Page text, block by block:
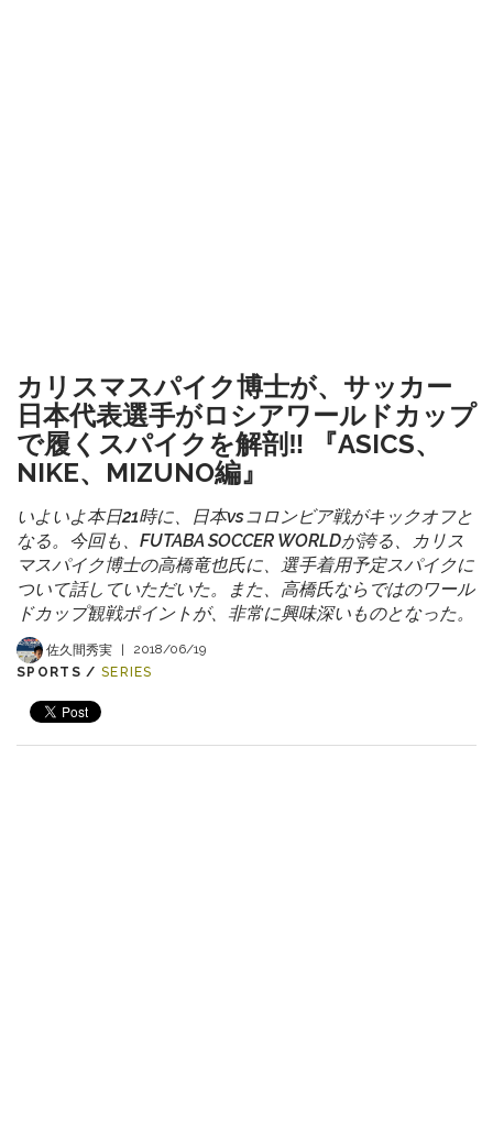
カリスマスパイク博士が、サッカー
日本代表選手がロシアワールドカップ
で履くスパイクを解剖‼︎ 『ASICS、
NIKE、MIZUNO編』
いよいよ本日21時に、日本vsコロンビア戦がキックオフと
なる。今回も、FUTABA SOCCER WORLDが誇る、カリス
マスパイク博士の高橋竜也氏に、選手着用予定スパイクに
ついて話していただいた。また、高橋氏ならではのワール
ドカップ観戦ポイントが、非常に興味深いものとなった。
佐久間秀実 |
2018/06/19
SPORTS / SERIES